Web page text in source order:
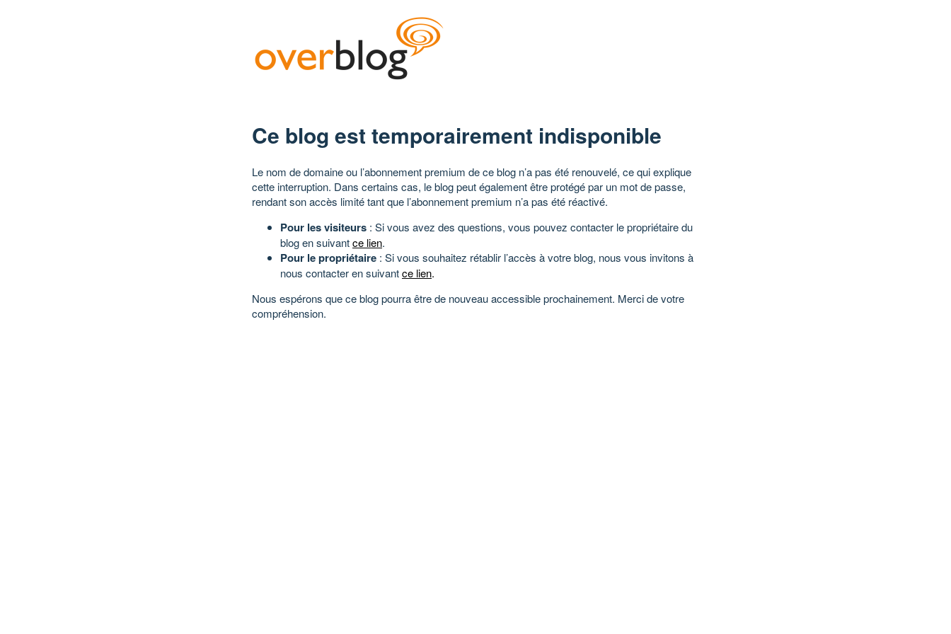
Ce blog est temporairement indisponible
Le nom de domaine ou l’abonnement premium de ce blog n’a pas été renouvelé, ce qui explique
cette interruption. Dans certains cas, le blog peut également être protégé par un mot de passe,
rendant son accès limité tant que l’abonnement premium n’a pas été réactivé.
Pour les visiteurs : Si vous avez des questions, vous pouvez contacter le propriétaire du
blog en suivantce lien.
Pour le propriétaire : Si vous souhaitez rétablir l’accès à votre blog, nous vous invitons à
nous contacter en suivantce lien.
Nous espérons que ce blog pourra être de nouveau accessible prochainement. Merci de votre
compréhension.